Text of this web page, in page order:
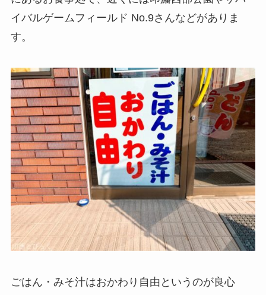
イバルゲームフィールド No.9さんなどがありま
す。
ごはん・みそ汁はおかわり自由というのが良心